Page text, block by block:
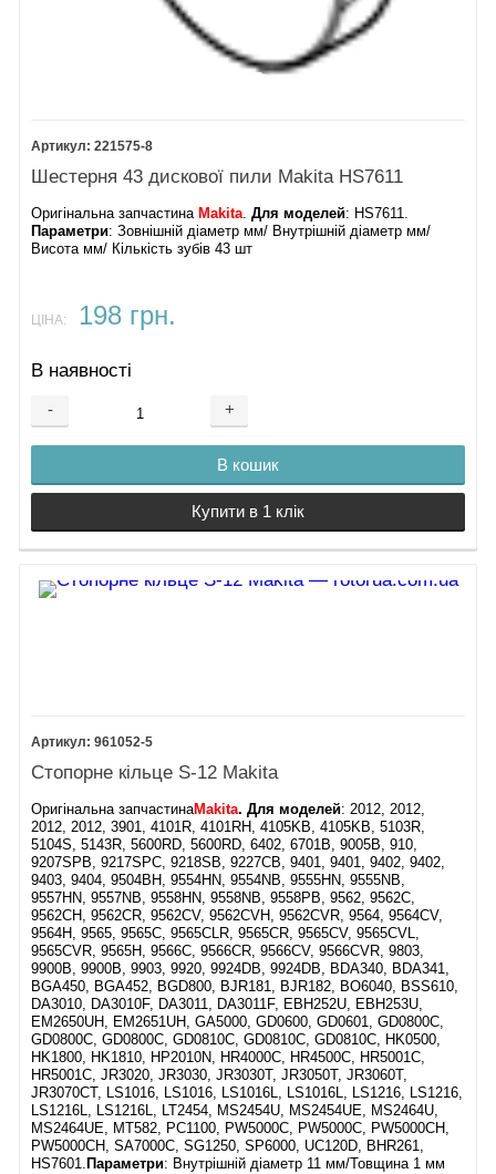
221575-8
Шестерня 43 дискової пили Makita HS7611
Оригінальна запчастина Makita.Для моделей: HS7611.
Параметри: Зовнішній діаметр мм/ Внутрішній діаметр мм/
Висота мм/ Кількість зубів 43 шт
ЦІНА: 198 грн.
В наявності
- +
В кошик
Купити в 1 клік
961052-5
Стопорне кільце S-12 Makita
Оригінальна запчастинаMakita. Для моделей: 2012, 2012,
2012, 2012, 3901, 4101R, 4101RH, 4105KB, 4105KB, 5103R,
5104S, 5143R, 5600RD, 5600RD, 6402, 6701B, 9005B, 910,
9207SPB, 9217SPC, 9218SB, 9227CB, 9401, 9401, 9402, 9402,
9403, 9404, 9504BH, 9554HN, 9554NB, 9555HN, 9555NB,
9557HN, 9557NB, 9558HN, 9558NB, 9558PB, 9562, 9562C,
9562CH, 9562CR, 9562CV, 9562CVH, 9562CVR, 9564, 9564CV,
9564H, 9565, 9565C, 9565CLR, 9565CR, 9565CV, 9565CVL,
9565CVR, 9565H, 9566C, 9566CR, 9566CV, 9566CVR, 9803,
9900B, 9900B, 9903, 9920, 9924DB, 9924DB, BDA340, BDA341,
BGA450, BGA452, BGD800, BJR181, BJR182, BO6040, BSS610,
DA3010, DA3010F, DA3011, DA3011F, EBH252U, EBH253U,
EM2650UH, EM2651UH, GA5000, GD0600, GD0601, GD0800C,
GD0800C, GD0800C, GD0810C, GD0810C, GD0810C, HK0500,
HK1800, HK1810, HP2010N, HR4000C, HR4500C, HR5001C,
HR5001C, JR3020, JR3030, JR3030T, JR3050T, JR3060T,
JR3070CT, LS1016, LS1016, LS1016L, LS1016L, LS1216, LS1216,
LS1216L, LS1216L, LT2454, MS2454U, MS2454UE, MS2464U,
MS2464UE, MT582, PC1100, PW5000C, PW5000C, PW5000CH,
PW5000CH, SA7000C, SG1250, SP6000, UC120D, BHR261,
HS7601. Параметри: Внутрішній діаметр 11 мм/Товщина 1 мм